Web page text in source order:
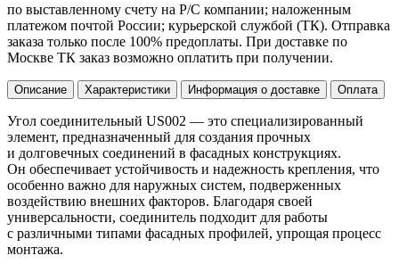
по выставленному счету на Р/С компании; наложенным
платежом почтой России; курьерской службой (ТК). Отправка
заказа только после 100% предоплаты. При доставке по
Москве ТК заказ возможно оплатить при получении.
Описание Характеристики Информация о доставке Оплата
Угол соединительный US002 — это специализированный
элемент, предназначенный для создания прочных
и долговечных соединений в фасадных конструкциях.
Он обеспечивает устойчивость и надежность крепления, что
особенно важно для наружных систем, подверженных
воздействию внешних факторов. Благодаря своей
универсальности, соединитель подходит для работы
с различными типами фасадных профилей, упрощая процесс
монтажа.